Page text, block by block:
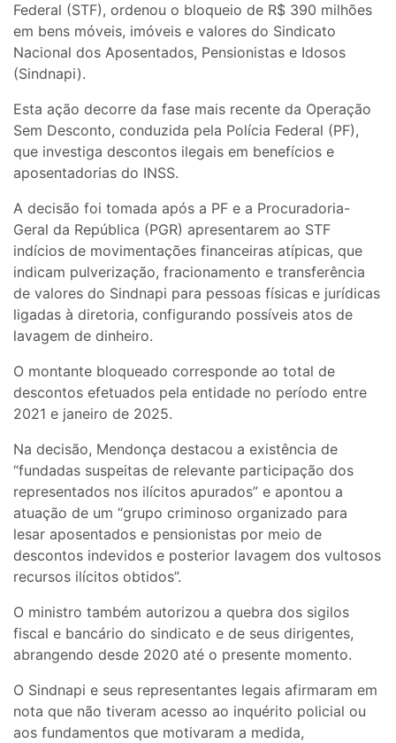
Federal (STF), ordenou o bloqueio de R$ 390 milhões
em bens móveis, imóveis e valores do Sindicato
Nacional dos Aposentados, Pensionistas e Idosos
(Sindnapi).
Esta ação decorre da fase mais recente da Operação
Sem Desconto, conduzida pela Polícia Federal (PF),
que investiga descontos ilegais em benefícios e
aposentadorias do INSS.
A decisão foi tomada após a PF e a Procuradoria-
Geral da República (PGR) apresentarem ao STF
indícios de movimentações financeiras atípicas, que
indicam pulverização, fracionamento e transferência
de valores do Sindnapi para pessoas físicas e jurídicas
ligadas à diretoria, configurando possíveis atos de
lavagem de dinheiro.
O montante bloqueado corresponde ao total de
descontos efetuados pela entidade no período entre
2021 e janeiro de 2025.
Na decisão, Mendonça destacou a existência de
“fundadas suspeitas de relevante participação dos
representados nos ilícitos apurados” e apontou a
atuação de um “grupo criminoso organizado para
lesar aposentados e pensionistas por meio de
descontos indevidos e posterior lavagem dos vultosos
recursos ilícitos obtidos”.
O ministro também autorizou a quebra dos sigilos
fiscal e bancário do sindicato e de seus dirigentes,
abrangendo desde 2020 até o presente momento.
O Sindnapi e seus representantes legais afirmaram em
nota que não tiveram acesso ao inquérito policial ou
aos fundamentos que motivaram a medida,